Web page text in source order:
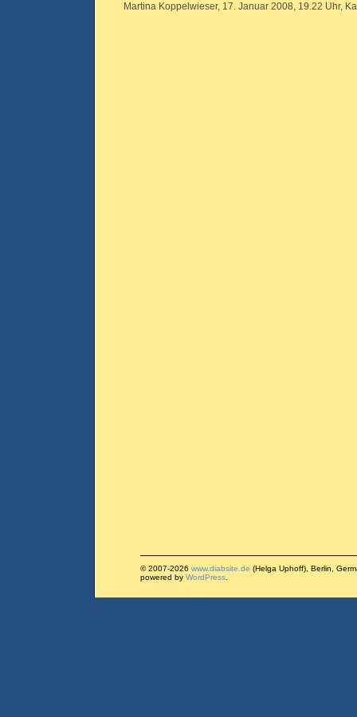
Martina Koppelwieser, 17. Januar 2008, 19.22 Uhr,
© 2007-2026 www.diabsite.de (Helga Uphoff), Berlin,
powered by WordPress.